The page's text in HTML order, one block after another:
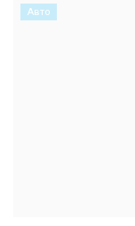
Авто